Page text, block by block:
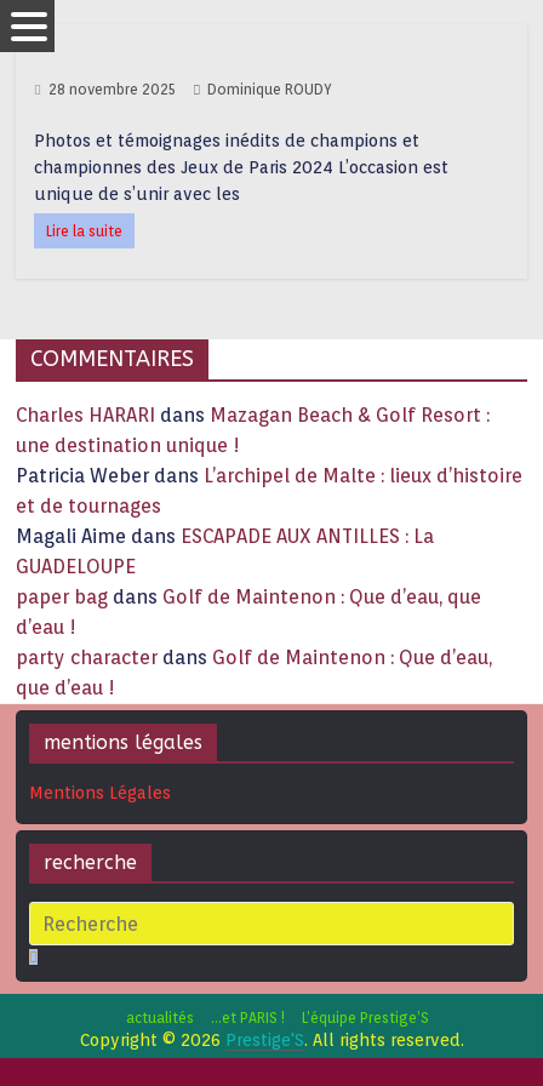
28 novembre 2025 Dominique ROUDY
Photos et témoignages inédits de champions et
championnes des Jeux de Paris 2024 L’occasion est
unique de s’unir avec les
Lire la suite
COMMENTAIRES
Charles HARARI dans Mazagan Beach & Golf Resort :
une destination unique !
Patricia Weber dans L’archipel de Malte : lieux d’histoire
et de tournages
Magali Aime dans ESCAPADE AUX ANTILLES : La
GUADELOUPE
paper bag dans Golf de Maintenon : Que d’eau, que
d’eau !
party character dans Golf de Maintenon : Que d’eau,
que d’eau !
mentions légales
Mentions Légales
recherche
actualités …et PARIS ! L’équipe Prestige’S
Copyright © 2026 Prestige'S. All rights reserved.